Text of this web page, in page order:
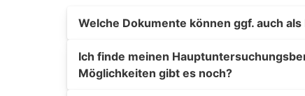
Welche Dokumente können ggf. auch
Ich finde meinen
Möglichkeiten gibt es noch?